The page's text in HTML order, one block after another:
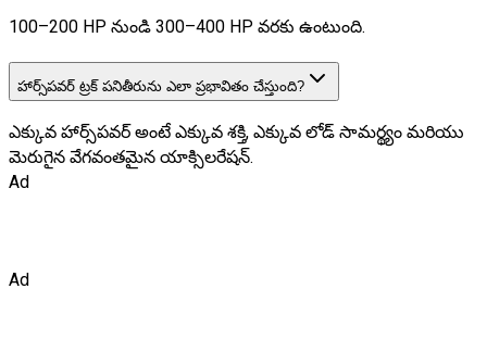
100–200 HP నుండి 300–400 HP వరకు ఉంటుంది.
హార్స్‌పవర్ ట్రక్ పనితీరును ఎలా ప్రభావితం చేస్తుంది?
ఎక్కువ హార్స్‌పవర్ అంటే ఎక్కువ శక్తి, ఎక్కువ లోడ్ సామర్థ్యం మరియు
మెరుగైన వేగవంతమైన యాక్సిలరేషన్.
Ad
Ad